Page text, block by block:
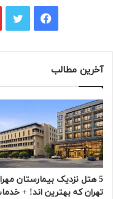
فیسبوک
آخرین مطالب
5 هتل نزدیک بیمارستان
تهران که بهترین‌ اند! +